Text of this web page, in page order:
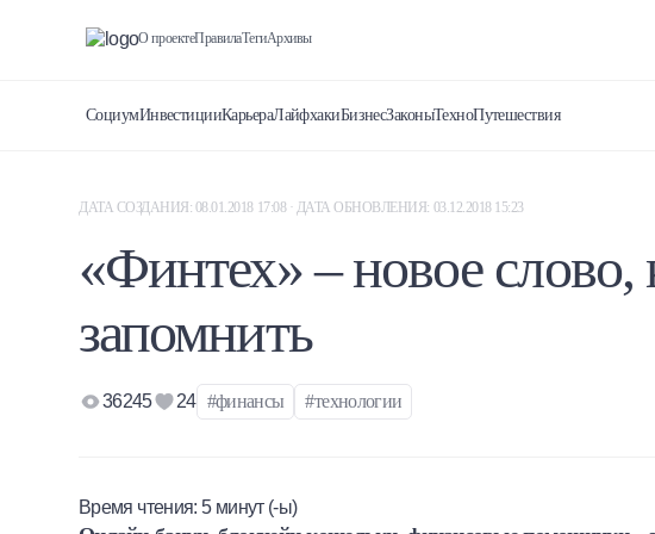
О проектеПравилаТегиАрхивы
СоциумИнвестицииКарьераЛайфхакиБизнесЗаконыТехноПутешествия
ДАТА СОЗДАНИЯ: 08.01.2018 17:08 · ДАТА ОБНОВЛЕНИЯ: 03.12.2018 15:23
«Финтех» – новое слово,
запомнить
36245 24 #финансы #технологии
Время чтения:5 минут (-ы)